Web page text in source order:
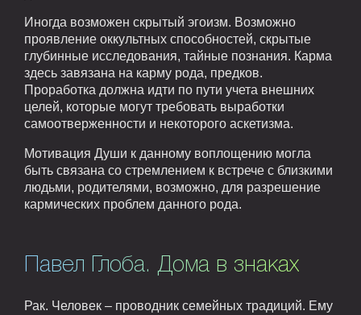
Иногда возможен скрытый эгоизм. Возможно
проявление оккультных способностей, скрытые
глубинные исследования, тайные познания. Карма
здесь завязана на карму рода, предков.
Проработка должна идти по пути учета внешних
целей, которые могут требовать выработки
самоотверженности и некоторого аскетизма.
Мотивация Души к данному воплощению могла
быть связана со стремлением к встрече с близкими
людьми, родителями, возможно, для разрешение
кармических проблем данного рода.
Павел Глоба. Дома в знаках
Рак. Человек – проводник семейных традиций. Ему